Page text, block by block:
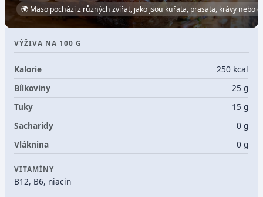
🌍 Maso pochází z různých zvířat, jako jsou kuřata, prasata, krávy nebo
VÝŽIVA NA 100 G
Kalorie
250 kcal
Bílkoviny
25 g
Tuky
15 g
Sacharidy
0 g
Vláknina
0 g
VITAMÍNY
B12, B6, niacin